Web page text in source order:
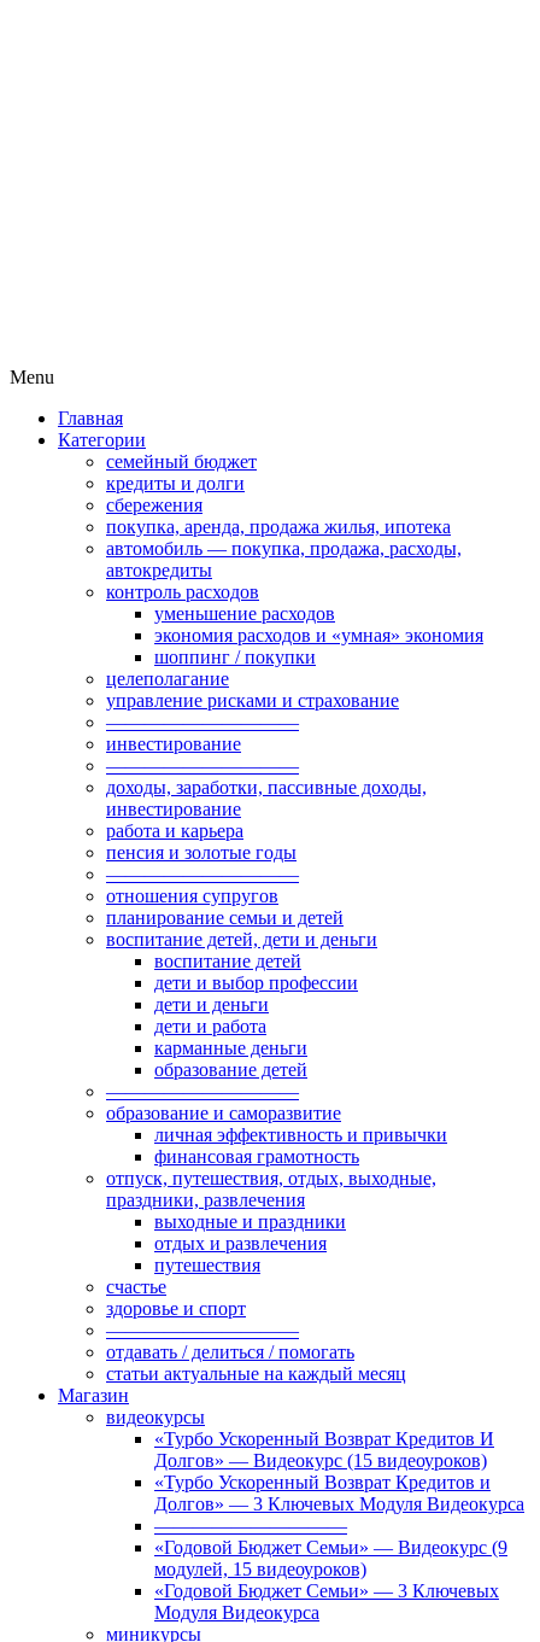
Menu
content
Главная
Категории
семейный бюджет
кредиты и долги
сбережения
покупка, аренда, продажа жилья, ипотека
автомобиль — покупка, продажа, расходы,
автокредиты
контроль расходов
уменьшение расходов
экономия расходов и «умная» экономия
шоппинг / покупки
целеполагание
управление рисками и страхование
——————————
инвестирование
——————————
доходы, заработки, пассивные доходы,
инвестирование
работа и карьера
пенсия и золотые годы
——————————
отношения супругов
планирование семьи и детей
воспитание детей, дети и деньги
воспитание детей
дети и выбор профессии
дети и деньги
дети и работа
карманные деньги
образование детей
——————————
образование и саморазвитие
личная эффективность и привычки
финансовая грамотность
отпуск, путешествия, отдых, выходные,
праздники, развлечения
выходные и праздники
отдых и развлечения
путешествия
счастье
здоровье и спорт
——————————
отдавать / делиться / помогать
статьи актуальные на каждый месяц
Магазин
видеокурсы
«Турбо Ускоренный Возврат Кредитов И
Долгов» — Видеокурс (15 видеоуроков)
«Турбо Ускоренный Возврат Кредитов и
Долгов» — 3 Ключевых Модуля Видеокурса
——————————
«Годовой Бюджет Семьи» — Видеокурс (9
модулей, 15 видеоуроков)
«Годовой Бюджет Семьи» — 3 Ключевых
Модуля Видеокурса
миникурсы